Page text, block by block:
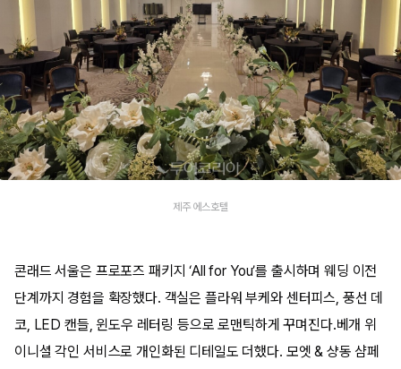
제주 에스호텔
콘래드 서울은 프로포즈 패키지 ‘All for You’를 출시하며 웨딩 이전
단계까지 경험을 확장했다. 객실은 플라워 부케와 센터피스, 풍선 데
코, LED 캔들, 윈도우 레터링 등으로 로맨틱하게 꾸며진다.베개 위
이니셜 각인 서비스로 개인화된 디테일도 더했다. 모엣 & 샹동 샴페